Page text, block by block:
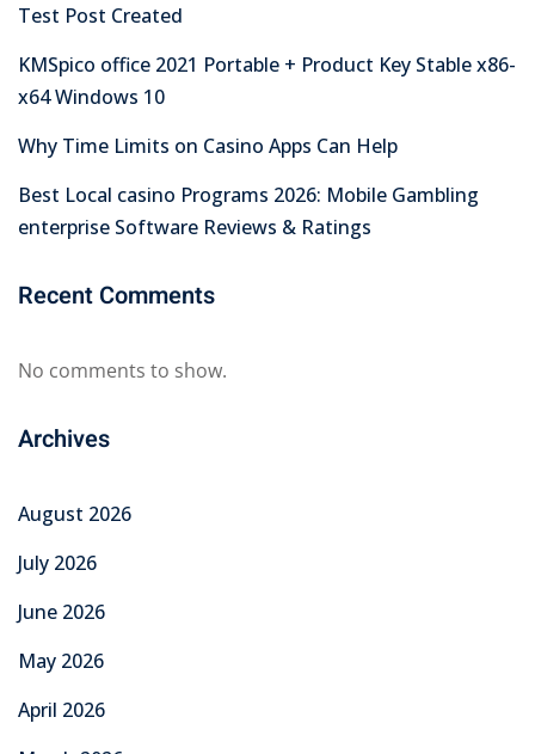
Test Post Created
KMSpico office 2021 Portable + Product Key Stable x86-
x64 Windows 10
Why Time Limits on Casino Apps Can Help
Best Local casino Programs 2026: Mobile Gambling
enterprise Software Reviews & Ratings
Recent Comments
No comments to show.
Archives
August 2026
July 2026
June 2026
May 2026
April 2026